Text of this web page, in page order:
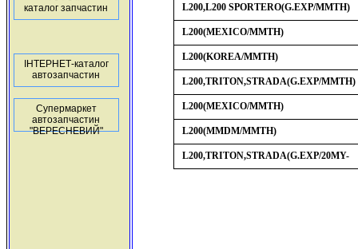
каталог запчастин
ІНТЕРНЕТ-каталог
автозапчастин
Супермаркет
автозапчастин
"ВЕРЕСНЕВИЙ"
L200,L200 SPORTERO(G.EXP/MMTH)
L200(MEXICO/MMTH)
L200(KOREA/MMTH)
L200,TRITON,STRADA(G.EXP/MMTH)
L200(MEXICO/MMTH)
L200(MMDM/MMTH)
L200,TRITON,STRADA(G.EXP/20MY-